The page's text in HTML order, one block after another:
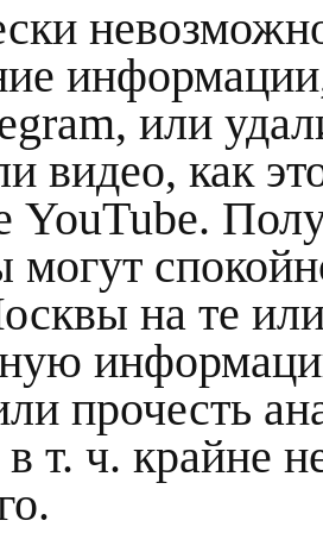
или
видео, как
YouTube.
на те
прочесть
т. ч. крайне